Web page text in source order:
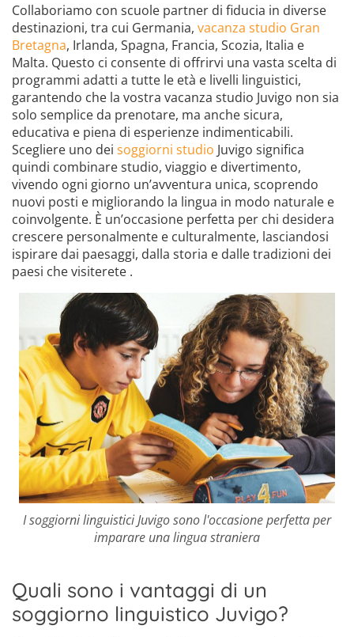
Collaboriamo con scuole partner di fiducia in diverse
destinazioni, tra cui Germania, vacanza studio Gran
Bretagna, Irlanda, Spagna, Francia, Scozia, Italia e
Malta. Questo ci consente di offrirvi una vasta scelta di
programmi adatti a tutte le età e livelli linguistici,
garantendo che la vostra vacanza studio Juvigo non sia
solo semplice da prenotare, ma anche sicura,
educativa e piena di esperienze indimenticabili.
Scegliere uno dei soggiorni studio Juvigo significa
quindi combinare studio, viaggio e divertimento,
vivendo ogni giorno un’avventura unica, scoprendo
nuovi posti e migliorando la lingua in modo naturale e
coinvolgente. È un’occasione perfetta per chi desidera
crescere personalmente e culturalmente, lasciandosi
ispirare dai paesaggi, dalla storia e dalle tradizioni dei
paesi che visiterete .
I soggiorni linguistici Juvigo sono l'occasione perfetta per
imparare una lingua straniera
Quali sono i vantaggi di un
soggiorno linguistico Juvigo?